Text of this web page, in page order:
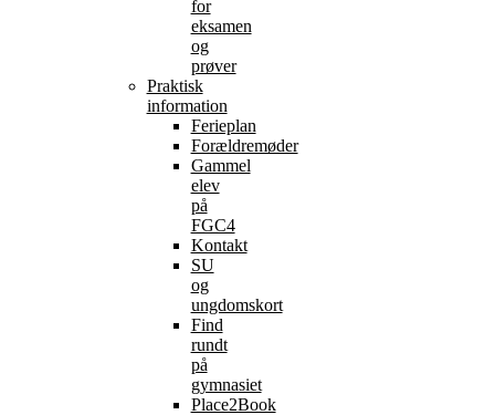
for
eksamen
og
prøver
Praktisk
information
Ferieplan
Forældremøder
Gammel
elev
på
FGC4
Kontakt
SU
og
ungdomskort
Find
rundt
på
gymnasiet
Place2Book